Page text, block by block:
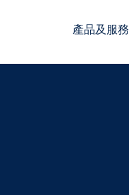
產品及服務